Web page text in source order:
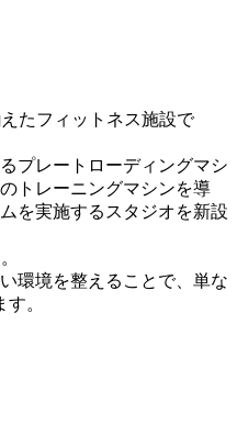
たフィットネス施設で
プレートローディングマシ
トレーニングマシンを導
を実施するスタジオを新設
環境を整えることで、単な
。